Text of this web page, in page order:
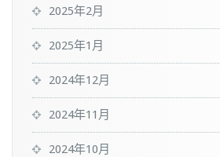
2025年2月
2025年1月
2024年12月
2024年11月
2024年10月